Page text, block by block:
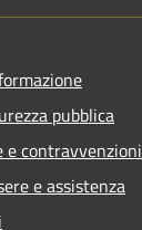
pubblica
e contravvenzioni
e assistenza